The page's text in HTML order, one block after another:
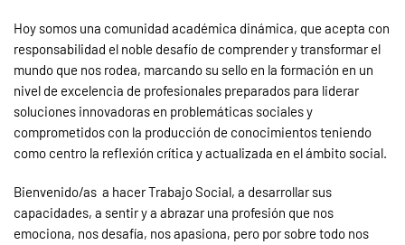
Hoy somos una comunidad académica dinámica, que acepta con
responsabilidad el noble desafío de comprender y transformar el
mundo que nos rodea, marcando su sello en la formación en un
nivel de excelencia de profesionales preparados para liderar
soluciones innovadoras en problemáticas sociales y
comprometidos con la producción de conocimientos teniendo
como centro la reflexión crítica y actualizada en el ámbito social.
Bienvenido/as a hacer Trabajo Social, a desarrollar sus
capacidades, a sentir y a abrazar una profesión que nos
emociona, nos desafía, nos apasiona, pero por sobre todo nos